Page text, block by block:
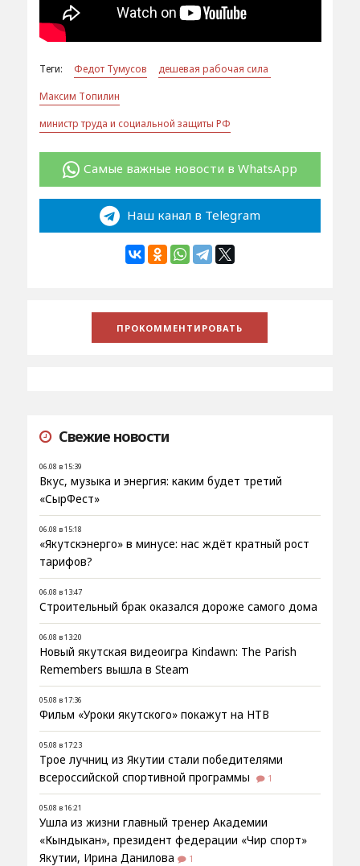
Теги: Федот Тумусов
дешевая рабочая сила
Максим Топилин
министр труда и социальной защиты РФ
Самые важные новости в WhatsApp
Наш канал в Telegram
Свежие новости
06.08 в 15:39
Вкус, музыка и энергия: каким будет третий
«СырФест»
06.08 в 15:18
«Якутскэнерго» в минусе: нас ждёт кратный рост
тарифов?
06.08 в 13:47
Строительный брак оказался дороже самого дома
06.08 в 13:20
Новый якутская видеоигра Kindawn: The Parish
Remembers вышла в Steam
05.08 в 17:36
Фильм «Уроки якутского» покажут на НТВ
05.08 в 17:23
Трое лучниц из Якутии стали победителями
всероссийской спортивной программы
1
05.08 в 16:21
Ушла из жизни главный тренер Академии
«Кындыкан», президент федерации «Чир спорт»
Якутии, Ирина Данилова
1